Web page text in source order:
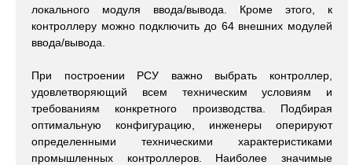
локального модуля ввода/вывода. Кроме этого, к
контроллеру можно подключить до 64 внешних модулей
ввода/вывода.
При построении РСУ важно выбрать контроллер,
удовлетворяющий всем техническим условиям и
требованиям конкретного производства. Подбирая
оптимальную конфигурацию, инженеры оперируют
определенными техническими характеристиками
промышленных контроллеров. Наиболее значимые